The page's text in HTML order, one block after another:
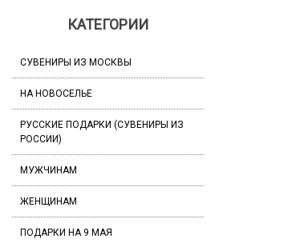
КАТЕГОРИИ
СУВЕНИРЫ ИЗ МОСКВЫ
НА НОВОСЕЛЬЕ
РУССКИЕ ПОДАРКИ (СУВЕНИРЫ ИЗ
РОССИИ)
МУЖЧИНАМ
ЖЕНЩИНАМ
ПОДАРКИ НА 9 МАЯ